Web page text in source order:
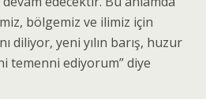
bölgemiz ve ilimiz için
diliyor, yeni yılın barış, huzur
temenni ediyorum” diye